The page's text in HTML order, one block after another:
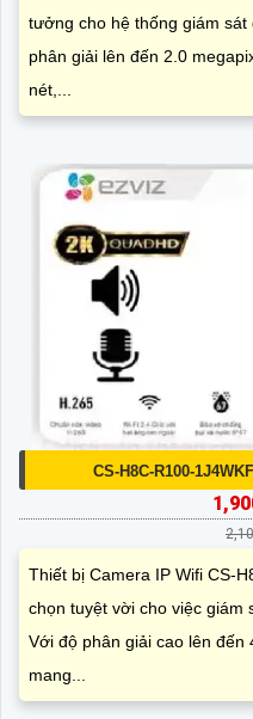
tưởng cho hệ thống giám
phân giải lên đến 2.0
nét,...
CS-H8C-R100-
Thiết bị Camera IP Wifi CS-
chọn tuyệt vời cho việc giám
Với độ phân giải cao lên đến
mang...